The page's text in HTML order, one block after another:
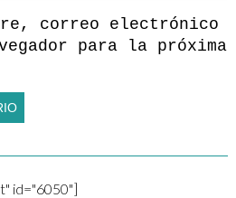
correo electrónico
para la próxima
id="6050"]